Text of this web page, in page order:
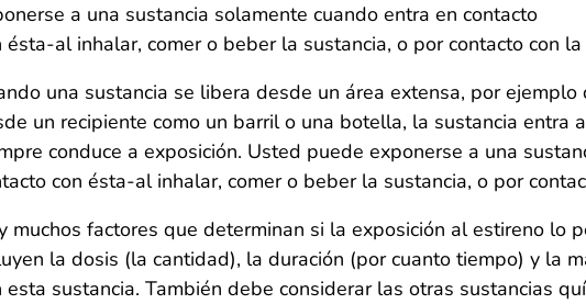
a una sustancia solamente cuando entra en contacto
ésta-al inhalar, comer o beber la sustancia, o por contacto con
una sustancia se libera desde un área extensa, por
un recipiente como un barril o una botella, la sustancia entra
conduce a exposición. Usted puede exponerse a una
con ésta-al inhalar, comer o beber la sustancia, o por
muchos factores que determinan si la exposición al estireno lo
la dosis (la cantidad), la duración (por cuanto tiempo) y la
esta sustancia. También debe considerar las otras sustancias